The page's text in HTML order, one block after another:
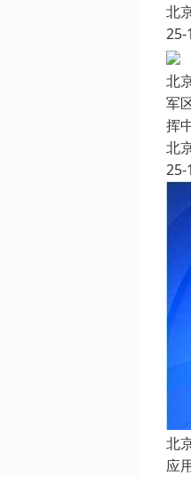
北
25-
北
军
挥
北
25-
北
应